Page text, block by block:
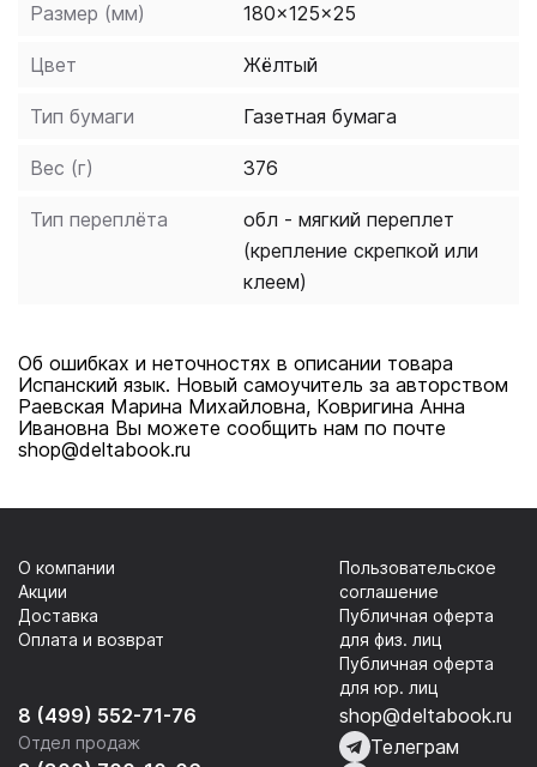
Размер (мм) 180x125x25
Цвет Жёлтый
Тип бумаги Газетная бумага
Вес (г) 376
Тип переплёта
обл - мягкий переплет
(крепление скрепкой или
клеем)
Об ошибках и неточностях в описании товара
Испанский язык. Новый самоучитель за авторством
Раевская Марина Михайловна, Ковригина Анна
Ивановна Вы можете сообщить нам по почте
shop@deltabook.ru
8 (499) 552-71-76
Отдел продаж
О компании
Акции
Доставка
Оплата и возврат
Пользовательское
соглашение
Публичная оферта
для физ. лиц
Публичная оферта
для юр. лиц
shop@deltabook.ru
Телеграм